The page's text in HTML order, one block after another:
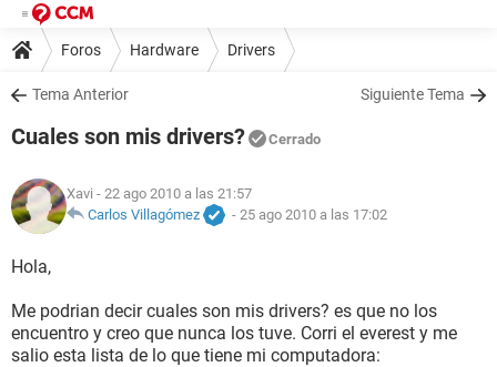
Foros Hardware Drivers
Tema Anterior Siguiente Tema
Cuales son mis drivers? Cerrado
Xavi - 22 ago 2010 a las 21:57
Carlos Villagómez
- 25 ago 2010 a las 17:02
Hola,
Me podrian decir cuales son mis drivers? es que no los
encuentro y creo que nunca los tuve. Corri el everest y me
salio esta lista de lo que tiene mi computadora: